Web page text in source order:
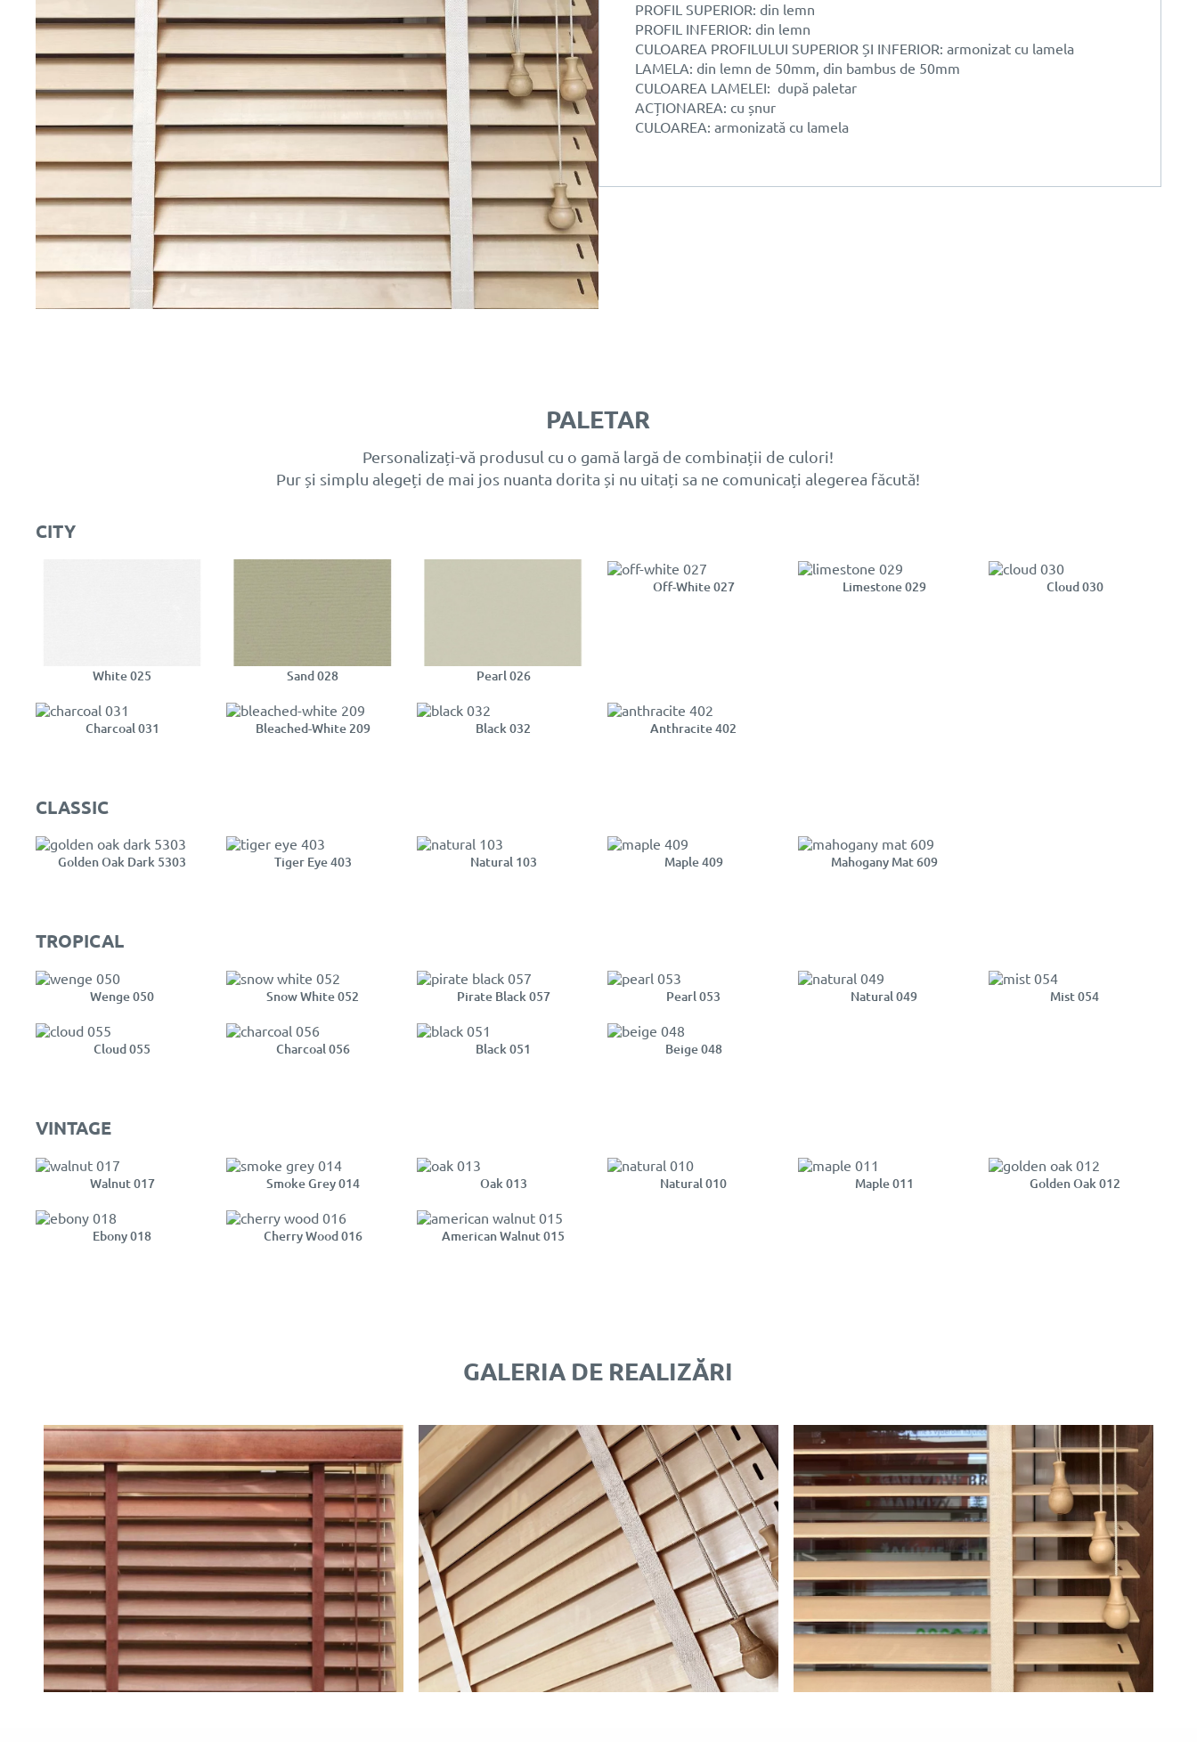
PROFIL SUPERIOR: din lemn
PROFIL INFERIOR: din lemn
CULOAREA PROFILULUI SUPERIOR ȘI INFERIOR: armonizat cu lamela
LAMELA: din lemn de 50mm, din bambus de 50mm
CULOAREA LAMELEI: după paletar
ACȚIONAREA: cu șnur
CULOAREA: armonizată cu lamela
PALETAR
Personalizați-vă produsul cu o gamă largă de combinații de culori!
Pur și simplu alegeți de mai jos nuanta dorita și nu uitați sa ne comunicați alegerea făcută!
CITY
White 025 Sand 028 Pearl 026
Off-White 027 Limestone 029 Cloud 030
Charcoal 031 Bleached-White 209 Black 032 Anthracite 402
CLASSIC
Golden Oak Dark 5303 Tiger Eye 403 Natural 103 Maple 409 Mahogany Mat 609
TROPICAL
Wenge 050 Snow White 052 Pirate Black 057 Pearl 053 Natural 049 Mist 054
Cloud 055 Charcoal 056 Black 051 Beige 048
VINTAGE
Walnut 017 Smoke Grey 014 Oak 013 Natural 010 Maple 011 Golden Oak 012
Ebony 018 Cherry Wood 016 American Walnut 015
GALERIA DE REALIZĂRI